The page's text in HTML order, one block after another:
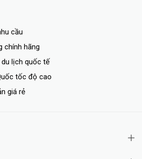
cầu
chính hãng
lịch quốc tế
tốc độ cao
giá rẻ